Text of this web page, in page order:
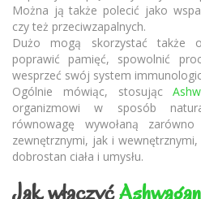
Można ją także polecić jako
czy też przeciwzapalnych.
Dużo mogą skorzystać także
poprawić pamięć, spowolnić
wesprzeć swój system
Ogólnie mówiąc, stosując
organizmowi w sposób
równowagę wywołaną zarówno
zewnętrznymi, jak i
dobrostan ciała i umysłu.
Jak włączyć